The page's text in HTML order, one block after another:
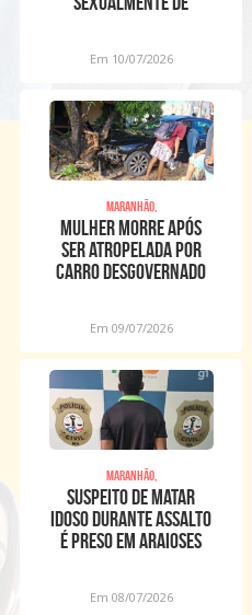
Em 10/07/2026
Maranhão,
Mulher morre após
ser atropelada por
carro desgovernado
Em 09/07/2026
Maranhão,
Suspeito de matar
idoso durante assalto
é preso em Araioses
Em 08/07/2026